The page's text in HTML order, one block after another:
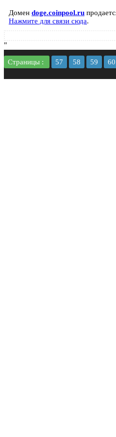
Домен doge.coinpool.ru
Нажмите для связи сюда.
"
Страницы : 57 58 59 60